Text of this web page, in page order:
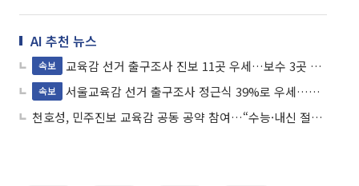
AI 추천 뉴스
속보 교육감 선거 출구조사 진보 11곳 우세…보수 3곳 앞서고 2곳 경합
속보
서울교육감 선거 출구조사 정근식 39%로 우세…조전혁 21.2%
천호성, 민주진보 교육감 공동 공약 참여…“수능·내신 절대평가 전환”